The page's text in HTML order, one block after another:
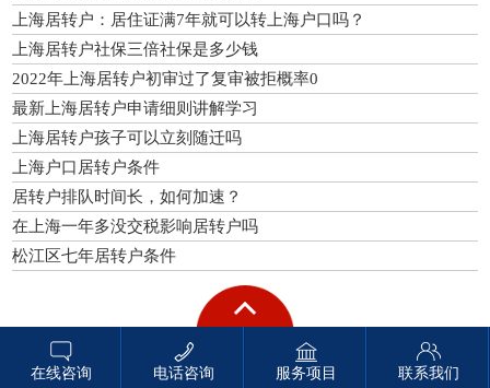
上海居转户：居住证满7年就可以转上海户口吗？
上海居转户社保三倍社保是多少钱
2022年上海居转户初审过了复审被拒概率0
最新上海居转户申请细则讲解学习
上海居转户孩子可以立刻随迁吗
上海户口居转户条件
居转户排队时间长，如何加速？
在上海一年多没交税影响居转户吗
松江区七年居转户条件
在线咨询 电话咨询 服务项目 联系我们